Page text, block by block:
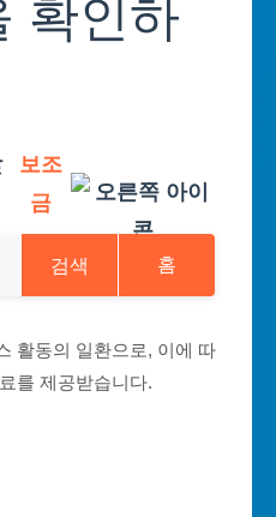
확인하
보조
금
검색 홈
활동의 일환으로, 이에 따
를 제공받습니다.